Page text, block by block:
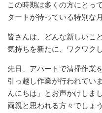
この時期は多くの方にとっ
タートが待っている特別な月
皆さんは、どんな新しいこ
気持ちを新たに、ワクワク
先日、アパートで清掃作業
引っ越し作業が行われてい
んにちは」とお声かけしま
両親と思われる方々でしょ